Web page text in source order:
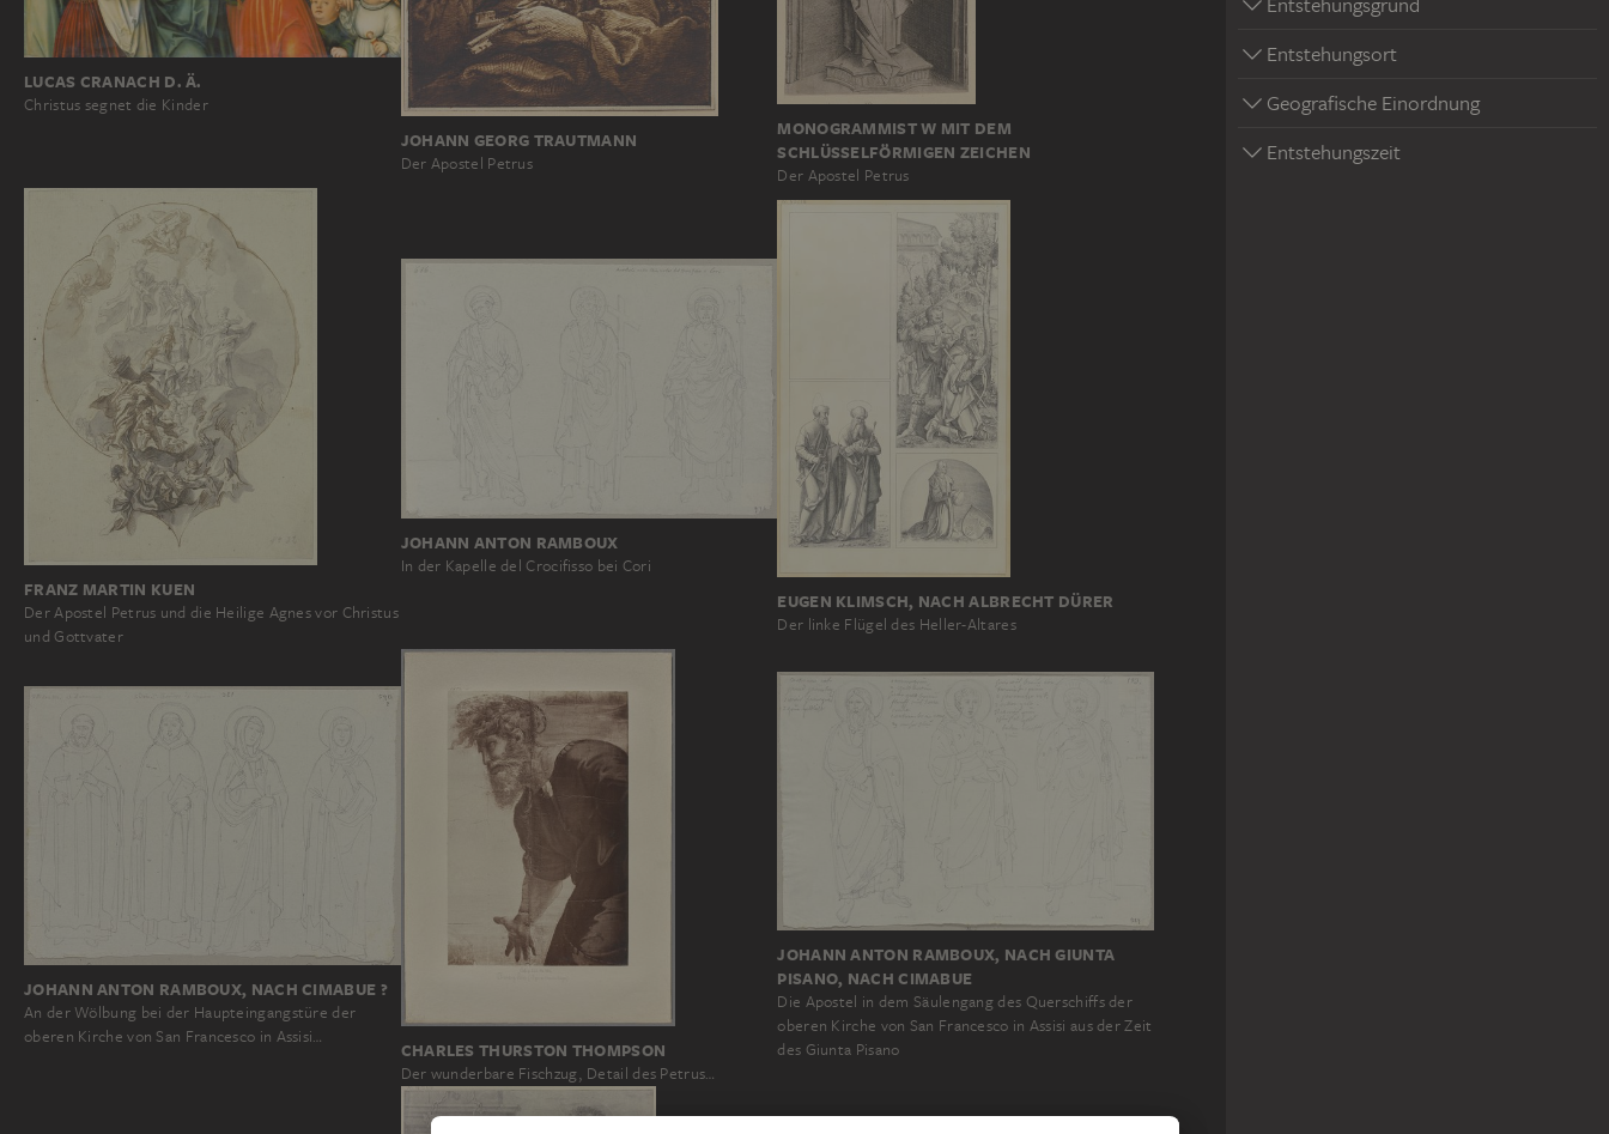
Entstehungsort
Geografische Einordnung
Entstehungszeit
LUCAS CRANACH D. Ä.
Christus segnet die Kinder
JOHANN GEORG TRAUTMANN
Der Apostel Petrus
MONOGRAMMIST W MIT DEM
SCHLÜSSELFÖRMIGEN ZEICHEN
Der Apostel Petrus
FRANZ MARTIN KUEN
Der Apostel Petrus und die Heilige Agnes vor Christus
und Gottvater
JOHANN ANTON RAMBOUX
In der Kapelle del Crocifisso bei Cori
EUGEN KLIMSCH, NACH ALBRECHT DÜRER
Der linke Flügel des Heller-Altares
JOHANN ANTON RAMBOUX, NACH CIMABUE ?
An der Wölbung bei der Haupteingangstüre der
oberen Kirche von San Francesco in Assisi…
CHARLES THURSTON THOMPSON
Der wunderbare Fischzug, Detail des Petrus…
JOHANN ANTON RAMBOUX, NACH GIUNTA
PISANO, NACH CIMABUE
Die Apostel in dem Säulengang des Querschiffs der
oberen Kirche von San Francesco in Assisi aus der Zeit
des Giunta Pisano